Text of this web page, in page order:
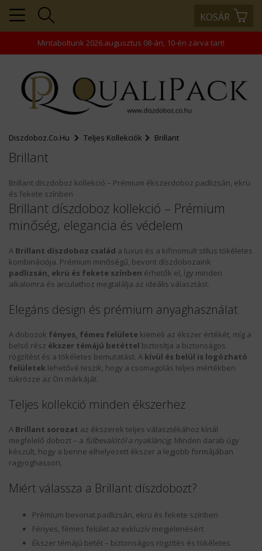
Mintaboltunk 2026.augusztus 08-án, 10-én zárva tart!
KOSÁR
+36203343866
+36203458445
+36202463938
rendeles@comptech-
MENÜ
PROFIL
KÍNÁLATUNK
HÍREK
SZÁLLÍTÁS
MAGUNKRÓL
KAPCSOLAT
LOGÓZÁS
REFERENCIÁNK
Diszdoboz.co.hu Teljes Kollekciók Brillant
Brillant
Brillant díszdoboz kollekció – Prémium ékszerdoboz padlizsán, ekrü
és fekete színben
Brillant díszdoboz kollekció – Prémium
minőség, elegancia és védelem
A Brillant díszdoboz család a luxus és a kifinomult stílus tökéletes
kombinációja. Prémium minőségű, bevont díszdobozaink
padlizsán, ekrü és fekete színben érhetők el, így minden
alkalomra és arculathoz megtalálja az ideális választást.
Elegáns design és prémium anyaghasználat
A dobozok fényes, fémes felülete kiemeli az ékszer értékét, míg a
belső rész ékszer témájú betéttel biztosítja a biztonságos
rögzítést és a tökéletes bemutatást. A kívül és belül is logózható
felületek lehetővé teszik, hogy a csomagolás teljes mértékben
tükrözze az Ön márkáját.
Teljes kollekció minden ékszerhez
A Brillant sorozat az ékszerek teljes választékához kínál
megfelelő dobozt – a fülbevalótól a nyakláncig. Minden darab úgy
készült, hogy a benne elhelyezett ékszer a legjobb formájában
ragyoghasson.
Miért válassza a Brillant díszdobozt?
Prémium bevonat padlizsán, ekrü és fekete színben
Fényes, fémes felület az exkluzív megjelenésért
Ékszer témájú betét – biztonságos rögzítés és tökéletes